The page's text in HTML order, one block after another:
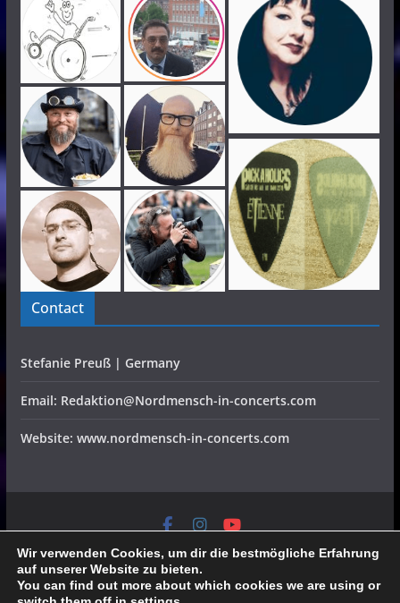
Contact
Stefanie Preuß | Germany
Email: Redaktion@Nordmensch-in-concerts.com
Website: www.nordmensch-in-concerts.com
GalerienTeamPartnerDatenschutz/Impressum
All rights reserved, all pictures belong to the fotographers,
Wir verwenden Cookies, um dir die bestmögliche Erfahrung
auf unserer Website zu bieten.
You can find out more about which cookies we are using or